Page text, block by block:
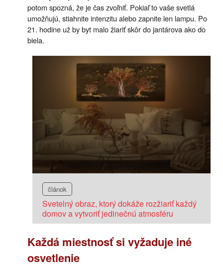
potom spozná, že je čas zvoľniť. Pokiaľ to vaše svetlá
umožňujú, stiahnite intenzitu alebo zapnite len lampu. Po
21. hodine už by byt malo žiariť skôr do jantárova ako do
biela.
článok
Svetelný obraz, ktorý dokáže rozžiariť každý
domov a vytvoriť jedinečnú atmosféru
Každá miestnosť si vyžaduje iné
osvetlenie